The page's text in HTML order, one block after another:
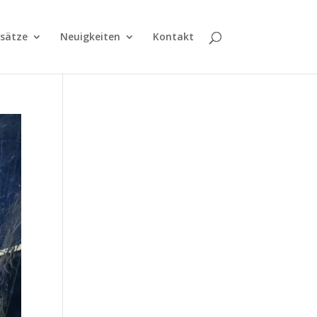
Neuigkeiten Kontakt